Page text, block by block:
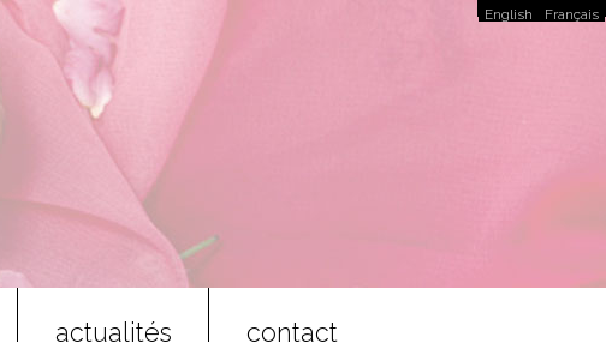
English Français
actualités contact